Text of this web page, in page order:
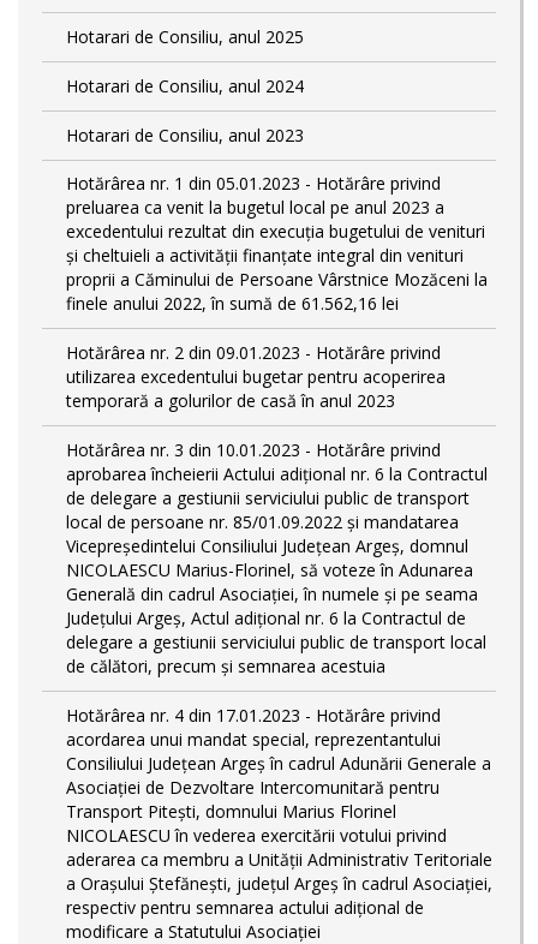
Hotarari de Consiliu, anul 2025
Hotarari de Consiliu, anul 2024
Hotarari de Consiliu, anul 2023
Hotărârea nr. 1 din 05.01.2023 - Hotărâre privind
preluarea ca venit la bugetul local pe anul 2023 a
excedentului rezultat din execuția bugetului de venituri
și cheltuieli a activității finanțate integral din venituri
proprii a Căminului de Persoane Vârstnice Mozăceni la
finele anului 2022, în sumă de 61.562,16 lei
Hotărârea nr. 2 din 09.01.2023 - Hotărâre privind
utilizarea excedentului bugetar pentru acoperirea
temporară a golurilor de casă în anul 2023
Hotărârea nr. 3 din 10.01.2023 - Hotărâre privind
aprobarea încheierii Actului adițional nr. 6 la Contractul
de delegare a gestiunii serviciului public de transport
local de persoane nr. 85/01.09.2022 și mandatarea
Vicepreședintelui Consiliului Județean Argeș, domnul
NICOLAESCU Marius-Florinel, să voteze în Adunarea
Generală din cadrul Asociației, în numele și pe seama
Județului Argeș, Actul adițional nr. 6 la Contractul de
delegare a gestiunii serviciului public de transport local
de călători, precum și semnarea acestuia
Hotărârea nr. 4 din 17.01.2023 - Hotărâre privind
acordarea unui mandat special, reprezentantului
Consiliului Județean Argeș în cadrul Adunării Generale a
Asociației de Dezvoltare Intercomunitară pentru
Transport Pitești, domnului Marius Florinel
NICOLAESCU în vederea exercitării votului privind
aderarea ca membru a Unității Administrativ Teritoriale
a Orașului Ștefănești, județul Argeș în cadrul Asociației,
respectiv pentru semnarea actului adițional de
modificare a Statutului Asociației